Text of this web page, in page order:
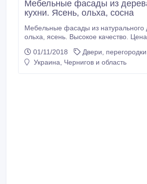
Мебельные фасады из
кухни. Ясень, ольха, сосна
Мебельные фасады из натурального
ольха, ясень. Высокое качество. Цена: договорная
др. Работаем по всей Украине. Доставка из г.
Чернигова. Изготавливаем любую мебель из
01/11/2018
Двери, перегородки
Украина, Чернигов и область